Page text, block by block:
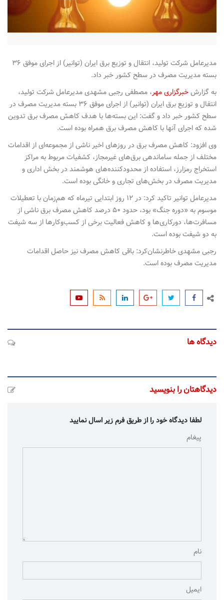
مدیرعامل شرکت تولید، انتقال و توزیع برق ایران (توانیر) از اجرای موفق ۳۶
بسته مدیریت مصرف در سطح کشور خبر داد.
به گزارشخبرگزاری مهر، مصطفی رجبی مشهدی مدیرعامل شرکت تولید،
انتقال و توزیع برق ایران (توانیر) از اجرای موفق ۳۶ بسته مدیریت مصرف در
سطح کشور خبر داد و گفت: این بسته‌ها با هدف کاهش مصرف برق تدوین
شده که اجرای آنها با کاهش مصرف برق همراه بوده است.
وی افزود: کاهش مصرف برق در روزهای اخیر ناشی از مجموعه‌ای از اقدامات
مختلف از جمله ساماندهی برق‌های غیرمجاز، کشفیات مربوط به مراکز
استخراج رمزارز، استفاده از محدودکننده‌های هوشمند در بخش اداری و
مدیریت مصرف در بخش‌های تجاری و خانگی بوده است.
مدیرعامل توانیر تاکید کرد: در ۱۲ روز ابتدایی تیرماه که هم‌زمان با تعطیلات
موسوم به «دوره جنگ» بود، حدود ۵۰ درصد کاهش مصرف برق ناشی از
مسافرت‌ها، دورکاری‌ها و کاهش فعالیت برخی از کسب‌وکارها از سه شیفت
به دو شیفت بوده است.
رجبی مشهدی خاطرنشان‌کرد: باقی کاهش مصرف نیز حاصل اقدامات
مدیریت مصرف بوده است.
دیدگاه ها
دیدگاهتان را بنویسید
لطفا دیدگاه خود را از طریق فرم زیر اسال نمایید
پیغام
نام
ایمیل